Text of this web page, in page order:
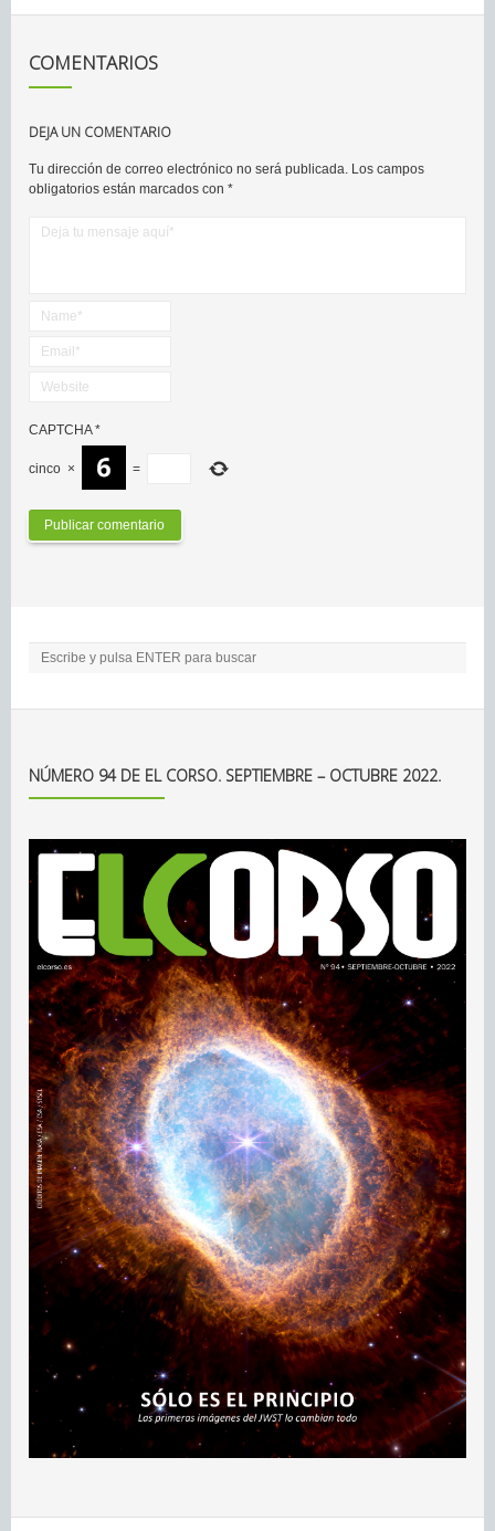
COMENTARIOS
DEJA UN COMENTARIO
Tu dirección de correo electrónico no será publicada. Los campos
obligatorios están marcados con *
CAPTCHA*
cinco × =
NÚMERO 94 DE EL CORSO. SEPTIEMBRE – OCTUBRE 2022.